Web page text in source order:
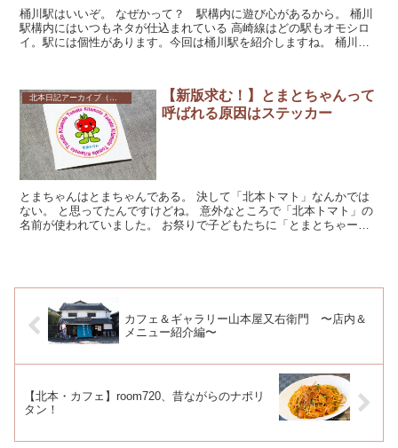
桶川駅はいいぞ。 なぜかって？ 駅構内に遊び心があるから。 桶川
駅構内にはいつもネタが仕込まれている 高崎線はどの駅もオモシロ
イ。駅には個性があります。今回は桶川駅を紹介しますね。 桶川駅
北本日記アーカイブ（記録保存）
【新版求む！】とまとちゃんって
呼ばれる原因はステッカー
とまちゃんはとまちゃんである。 決して「北本トマト」なんかでは
ない。 と思ってたんですけどね。 意外なところで「北本トマト」の
名前が使われていました。 お祭りで子どもたちに「とまとちゃーー
カフェ＆ギャラリー山本屋又右衛門 〜店内＆
メニュー紹介編〜
【北本・カフェ】room720、昔ながらのナポリ
タン！